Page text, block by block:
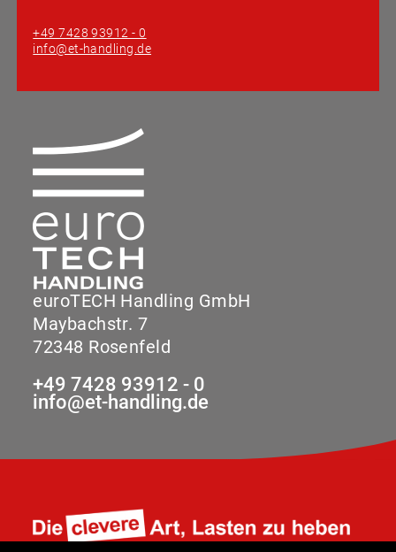
+49 7428 93912 - 0
info@et-handling.de
euroTECH Handling GmbH
Maybachstr. 7
72348 Rosenfeld
+49 7428 93912 - 0
info@et-handling.de